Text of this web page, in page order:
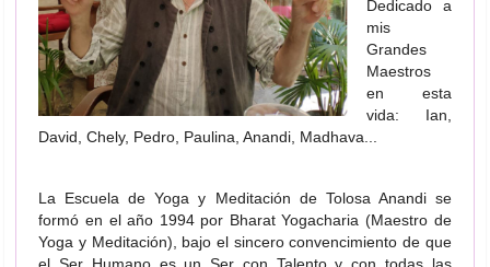
Dedicado a
mis
Grandes
Maestros
en esta
vida: Ian,
David, Chely, Pedro, Paulina, Anandi, Madhava...
La Escuela de Yoga y Meditación de Tolosa Anandi se
formó en el año 1994 por Bharat Yogacharia (Maestro de
Yoga y Meditación), bajo el sincero convencimiento de que
el Ser Humano es un Ser con Talento y con todas las